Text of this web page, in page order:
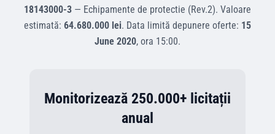
18143000-3 — Echipamente de protectie (Rev.2). Valoare
estimată: 64.680.000 lei. Data limită depunere oferte: 15
June 2020, ora 15:00.
Monitorizează 250.000+ licitații
anual